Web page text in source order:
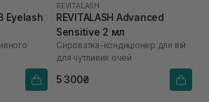
Eyelash
REVITALASH
REVITALASH Advanced
Sensitive 2 мл
Сироватка-кондиціонер для вій
для чутливих очей
5 300₴